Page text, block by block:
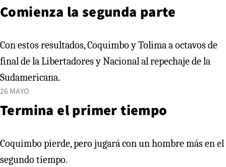
Comienza la segunda parte
Con estos resultados, Coquimbo y Tolima a octavos de
final de la Libertadores y Nacional al repechaje de la
Sudamericana.
26 MAYO
Termina el primer tiempo
Coquimbo pierde, pero jugará con un hombre más en el
segundo tiempo.